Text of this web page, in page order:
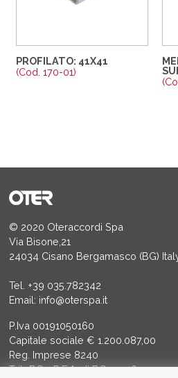
PROFILATO: 41X41
(Cod. 170-01)
© 2020 Oteraccordi Spa
Via Bisone,21
24034 Cisano Bergamasco (BG)
Tel. +39 035.782342
Email: info@oterspa.it
P.Iva 00191050160
Capitale sociale € 1.200.087,00
Reg. Imprese 8240
Trib BG - R.E.A. di BG 14356